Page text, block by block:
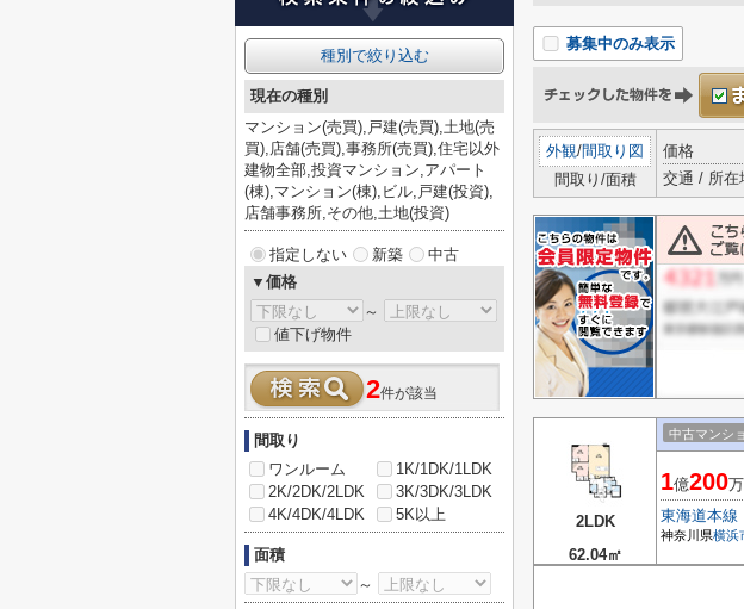
募集中のみ表示
外観/間取り図
間取り/面積
価格
交通 / 所在
2LDK
62.04㎡
中古マンシ
1億200
東海道本線
神奈川県横浜
種別で絞り込む
現在の種別
マンション(売買),戸建(売買),土地(売
買),店舗(売買),事務所(売買),住宅以外
建物全部,投資マンション,アパート
(棟),マンション(棟),ビル,戸建(投資),
店舗事務所,その他,土地(投資)
指定しない 新築
中古
▼価格
～
値下げ物件
2件が該当
間取り
ワンルーム
1K/1DK/1LDK
2K/2DK/2LDK
3K/3DK/3LDK
4K/4DK/4LDK
5K以上
面積
～